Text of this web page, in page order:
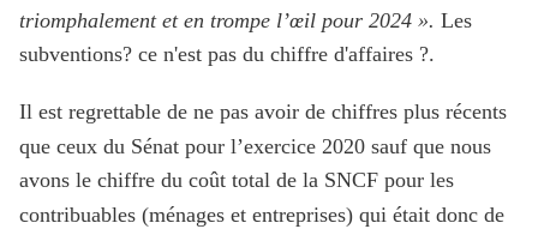
triomphalement et en trompe l’œil pour 2024 ». Les
subventions? ce n'est pas du chiffre d'affaires ?.
Il est regrettable de ne pas avoir de chiffres plus récents
que ceux du Sénat pour l’exercice 2020 sauf que nous
avons le chiffre du coût total de la SNCF pour les
contribuables (ménages et entreprises) qui était donc de